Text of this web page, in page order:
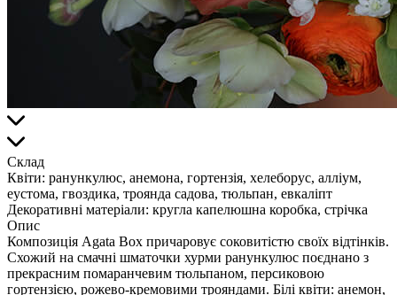
Склад
Квіти: ранункулюс, анемона, гортензія, хелеборус, алліум,
еустома, гвоздика, троянда садова, тюльпан, евкаліпт
Декоративні матеріали: кругла капелюшна коробка, стрічка
Опис
Композиція Agata Box причаровує соковитістю своїх відтінків.
Схожий на смачні шматочки хурми ранункулюс поєднано з
прекрасним помаранчевим тюльпаном, персиковою
гортензією, рожево-кремовими трояндами. Білі квіти: анемон,